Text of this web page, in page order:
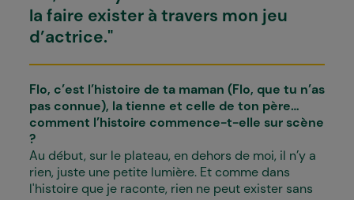
la faire exister à travers mon jeu
d’actrice."
Flo, c’est l’histoire de ta maman (Flo, que tu n’as
pas connue), la tienne et celle de ton père…
comment l’histoire commence-t-elle sur scène
?
Au début, sur le plateau, en dehors de moi, il n’y a
rien, juste une petite lumière. Et comme dans
l'histoire que je raconte, rien ne peut exister sans